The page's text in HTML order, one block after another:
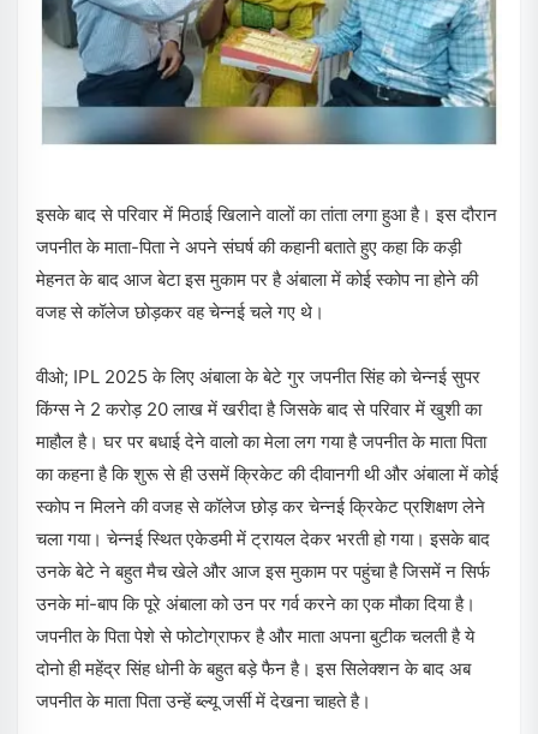
इसके बाद से परिवार में मिठाई खिलाने वालों का तांता लगा हुआ है। इस दौरान
जपनीत के माता-पिता ने अपने संघर्ष की कहानी बताते हुए कहा कि कड़ी
मेहनत के बाद आज बेटा इस मुकाम पर है अंबाला में कोई स्कोप ना होने की
वजह से कॉलेज छोड़कर वह चेन्नई चले गए थे।
वीओ; IPL 2025 के लिए अंबाला के बेटे गुर जपनीत सिंह को चेन्नई सुपर
किंग्स ने 2 करोड़ 20 लाख में खरीदा है जिसके बाद से परिवार में खुशी का
माहौल है। घर पर बधाई देने वालो का मेला लग गया है जपनीत के माता पिता
का कहना है कि शुरू से ही उसमें क्रिकेट की दीवानगी थी और अंबाला में कोई
स्कोप न मिलने की वजह से कॉलेज छोड़ कर चेन्नई क्रिकेट प्रशिक्षण लेने
चला गया। चेन्नई स्थित एकेडमी में ट्रायल देकर भरती हो गया। इसके बाद
उनके बेटे ने बहुत मैच खेले और आज इस मुकाम पर पहुंचा है जिसमें न सिर्फ
उनके मां-बाप कि पूरे अंबाला को उन पर गर्व करने का एक मौका दिया है।
जपनीत के पिता पेशे से फोटोग्राफर है और माता अपना बुटीक चलती है ये
दोनो ही महेंद्र सिंह धोनी के बहुत बड़े फैन है। इस सिलेक्शन के बाद अब
जपनीत के माता पिता उन्हें ब्ल्यू जर्सी में देखना चाहते है।